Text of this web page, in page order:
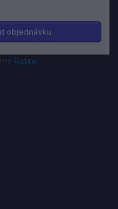
Retino